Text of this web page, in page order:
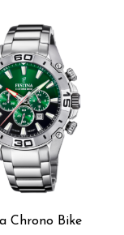
Chrono Bike